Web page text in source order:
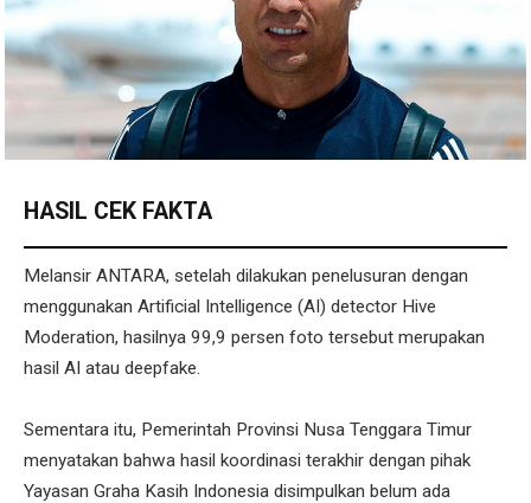
HASIL CEK FAKTA
Melansir ANTARA, setelah dilakukan penelusuran dengan
menggunakan Artificial Intelligence (AI) detector Hive
Moderation, hasilnya 99,9 persen foto tersebut merupakan
hasil AI atau deepfake.
Sementara itu, Pemerintah Provinsi Nusa Tenggara Timur
menyatakan bahwa hasil koordinasi terakhir dengan pihak
Yayasan Graha Kasih Indonesia disimpulkan belum ada